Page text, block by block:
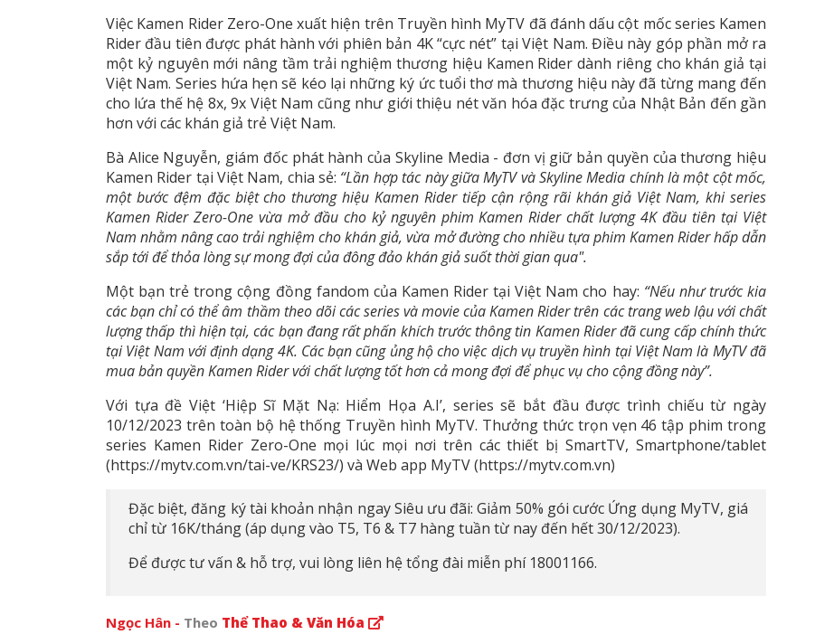
Việc Kamen Rider Zero-One xuất hiện trên Truyền hình MyTV đã đánh dấu cột mốc series Kamen
Rider đầu tiên được phát hành với phiên bản 4K “cực nét” tại Việt Nam. Điều này góp phần mở ra
một kỷ nguyên mới nâng tầm trải nghiệm thương hiệu Kamen Rider dành riêng cho khán giả tại
Việt Nam. Series hứa hẹn sẽ kéo lại những ký ức tuổi thơ mà thương hiệu này đã từng mang đến
cho lứa thế hệ 8x, 9x Việt Nam cũng như giới thiệu nét văn hóa đặc trưng của Nhật Bản đến gần
hơn với các khán giả trẻ Việt Nam.
Bà Alice Nguyễn, giám đốc phát hành của Skyline Media - đơn vị giữ bản quyền của thương hiệu
Kamen Rider tại Việt Nam, chia sẻ: “Lần hợp tác này giữa MyTV và Skyline Media chính là một cột mốc,
một bước đệm đặc biệt cho thương hiệu Kamen Rider tiếp cận rộng rãi khán giả Việt Nam, khi series
Kamen Rider Zero-One vừa mở đầu cho kỷ nguyên phim Kamen Rider chất lượng 4K đầu tiên tại Việt
Nam nhằm nâng cao trải nghiệm cho khán giả, vừa mở đường cho nhiều tựa phim Kamen Rider hấp dẫn
sắp tới để thỏa lòng sự mong đợi của đông đảo khán giả suốt thời gian qua".
Một bạn trẻ trong cộng đồng fandom của Kamen Rider tại Việt Nam cho hay: “Nếu như trước kia
các bạn chỉ có thể âm thầm theo dõi các series và movie của Kamen Rider trên các trang web lậu với chất
lượng thấp thì hiện tại, các bạn đang rất phấn khích trước thông tin Kamen Rider đã cung cấp chính thức
tại Việt Nam với định dạng 4K. Các bạn cũng ủng hộ cho việc dịch vụ truyền hình tại Việt Nam là MyTV đã
mua bản quyền Kamen Rider với chất lượng tốt hơn cả mong đợi để phục vụ cho cộng đồng này”.
Với tựa đề Việt ‘Hiệp Sĩ Mặt Nạ: Hiểm Họa A.I’, series sẽ bắt đầu được trình chiếu từ ngày
10/12/2023 trên toàn bộ hệ thống Truyền hình MyTV. Thưởng thức trọn vẹn 46 tập phim trong
series Kamen Rider Zero-One mọi lúc mọi nơi trên các thiết bị SmartTV, Smartphone/tablet
(https://mytv.com.vn/tai-ve/KRS23/) và Web app MyTV (https://mytv.com.vn)
Đặc biệt, đăng ký tài khoản nhận ngay Siêu ưu đãi: Giảm 50% gói cước Ứng dụng MyTV, giá
chỉ từ 16K/tháng (áp dụng vào T5, T6 & T7 hàng tuần từ nay đến hết 30/12/2023).
Để được tư vấn & hỗ trợ, vui lòng liên hệ tổng đài miễn phí 18001166.
Ngọc Hân - Theo Thể Thao & Văn Hóa